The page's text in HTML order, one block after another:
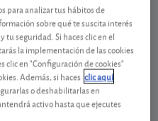
a SOCIOS
con visión
para analizar tus hábitos de
sobre qué te suscita interés
seguridad. Si haces clic en el
la implementación de las cookies
clic en "Configuración de cookies"
Además, si haces clic aquí
o deshabilitarlas en
activo hasta que ejecutes